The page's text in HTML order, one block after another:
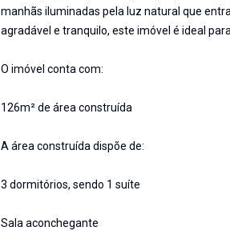
manhãs iluminadas pela luz natural que
agradável e tranquilo, este imóvel é ideal
O imóvel conta com:
126m² de área construída
A área construída dispõe de:
3 dormitórios, sendo 1 suíte
Sala aconchegante